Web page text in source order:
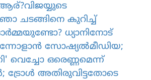
ചടങ്ങിനെ കുറിച്ച്
ധ്യാനിനോട്
സോഷ്യല്‍മീഡിയ;
വെച്ചോ ഒരെണ്ണമെന്ന്
അതിരുവിട്ടതോടെ